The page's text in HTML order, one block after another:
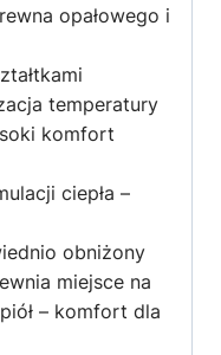
opałowego i
temperatury
komfort
ciepła –
obniżony
miejsce na
– komfort dla